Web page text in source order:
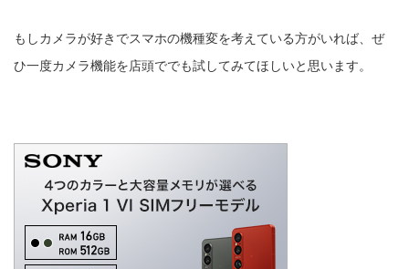
もしカメラが好きでスマホの機種変を考えている方がいれば、ぜ
ひ一度カメラ機能を店頭ででも試してみてほしいと思います。